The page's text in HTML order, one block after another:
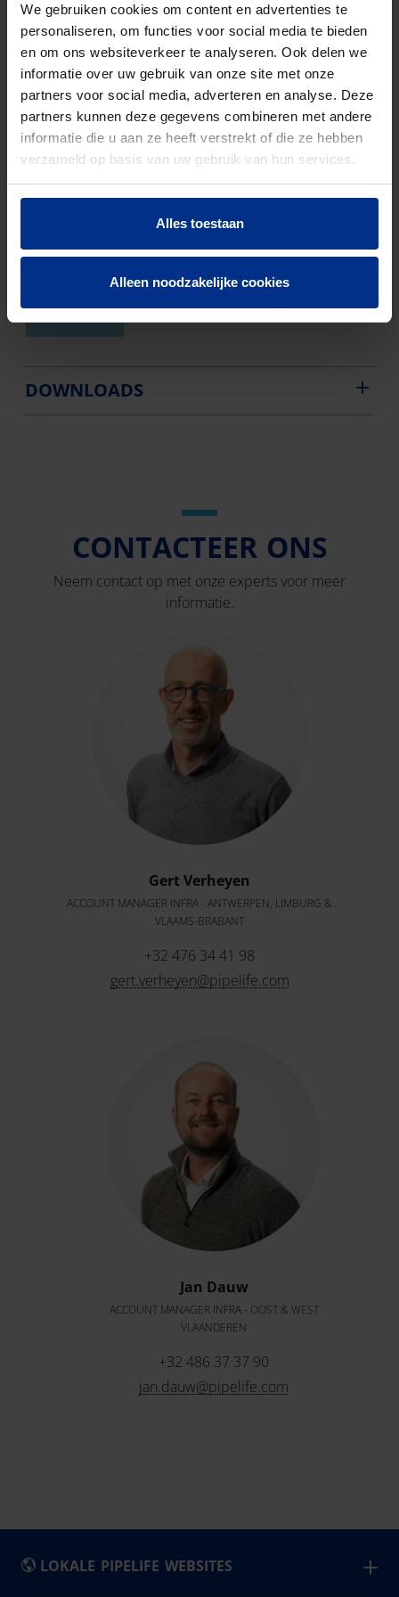
We gebruiken cookies om content en advertenties te
personaliseren, om functies voor social media te bieden
en om ons websiteverkeer te analyseren. Ook delen we
informatie over uw gebruik van onze site met onze
partners voor social media, adverteren en analyse. Deze
partners kunnen deze gegevens combineren met andere
informatie die u aan ze heeft verstrekt of die ze hebben
verzameld op basis van uw gebruik van hun services.
Alles toestaan
Alleen noodzakelijke cookies
1196900085 8712603127429
RIO PVC GR
BOCHT 15°
M/S 250 SN4
1196900088
RIO PVC GR
BOCHT 15°
M/S 315 SN4
1195001796 8712603181940
RIO PVC GR
M/S 500 SN4
DOWNLOADS
CONTACTEER ONS
Neem contact op met onze experts voor meer
informatie.
Gert Verheyen
ACCOUNT MANAGER INFRA - ANTWERPEN, LIMBURG &
VLAAMS-BRABANT
+32 476 34 41 98
gert.verheyen@pipelife.com
Jan Dauw
ACCOUNT MANAGER INFRA - OOST & WEST
VLAANDEREN
+32 486 37 37 90
jan.dauw@pipelife.com
LOKALE PIPELIFE WEBSITES